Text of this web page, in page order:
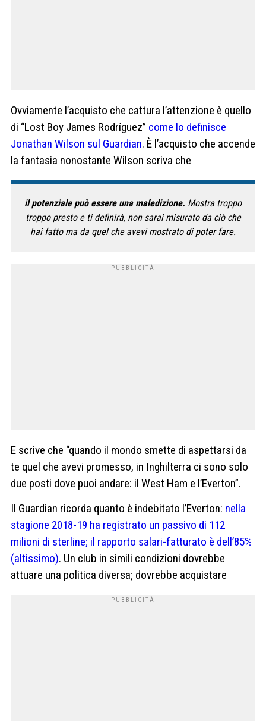
Ovviamente l’acquisto che cattura l’attenzione è quello
di “Lost Boy James Rodríguez” come lo definisce
Jonathan Wilson sul Guardian. È l’acquisto che accende
la fantasia nonostante Wilson scriva che
il potenziale può essere una maledizione. Mostra troppo
troppo presto e ti definirà, non sarai misurato da ciò che
hai fatto ma da quel che avevi mostrato di poter fare.
E scrive che “quando il mondo smette di aspettarsi da
te quel che avevi promesso, in Inghilterra ci sono solo
due posti dove puoi andare: il West Ham e l’Everton”.
Il Guardian ricorda quanto è indebitato l’Everton: nella
stagione 2018-19 ha registrato un passivo di 112
milioni di sterline; il rapporto salari-fatturato è dell’85%
(altissimo). Un club in simili condizioni dovrebbe
attuare una politica diversa; dovrebbe acquistare